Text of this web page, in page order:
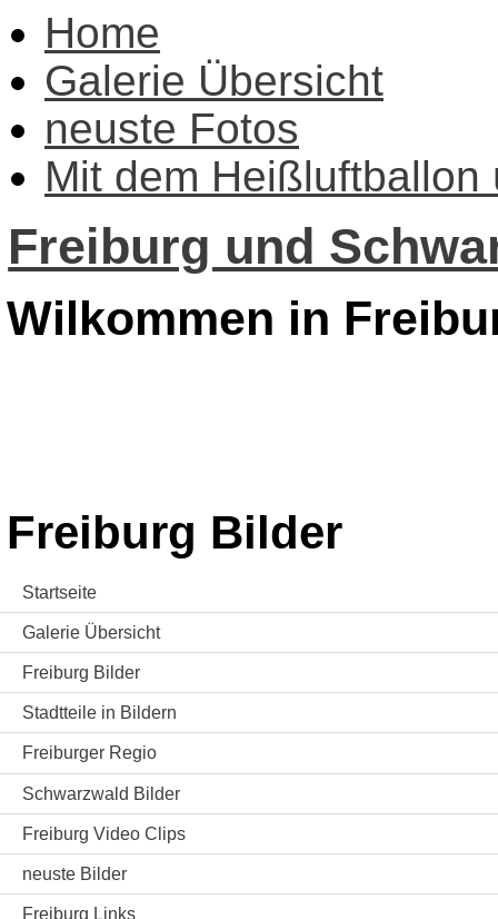
Home
Galerie Übersicht
neuste Fotos
Mit dem Heißluftballon
Freiburg und
Wilkommen in
Freiburg Bilder
Startseite
Galerie Übersicht
Freiburg Bilder
Stadtteile in Bildern
Freiburger Regio
Schwarzwald Bilder
Freiburg Video Clips
neuste Bilder
Freiburg Links